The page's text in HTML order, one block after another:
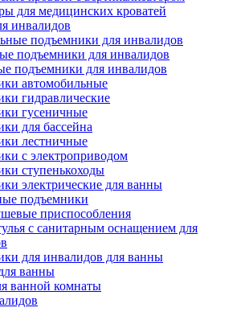
для медицинских кроватей
инвалидов
подъемники для инвалидов
подъемники для инвалидов
подъемники для инвалидов
автомобильные
гидравлические
гусеничные
для бассейна
лестничные
с электроприводом
ступенькоходы
электрические для ванны
подъемники
приспособления
с санитарным оснащением для
для инвалидов для ванны
ванны
ванной комнаты